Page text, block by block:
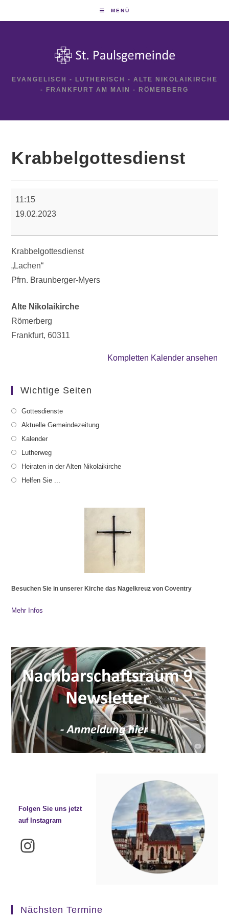
MENÜ
EVANGELISCH - LUTHERISCH - ALTE NIKOLAIKIRCHE
- FRANKFURT AM MAIN - RÖMERBERG
Krabbelgottesdienst
11:15
19.02.2023
Krabbelgottesdienst
„Lachen“
Pfrn. Braunberger-Myers
Alte Nikolaikirche
Römerberg
Frankfurt,60311
Kompletten Kalender ansehen
Wichtige Seiten
Gottesdienste
Aktuelle Gemeindezeitung
Kalender
Lutherweg
Heiraten in der Alten Nikolaikirche
Helfen Sie ...
Besuchen Sie in unserer Kirche das Nagelkreuz von Coventry
Mehr Infos
Folgen Sie uns jetzt
auf Instagram
Instagram
Nächsten Termine